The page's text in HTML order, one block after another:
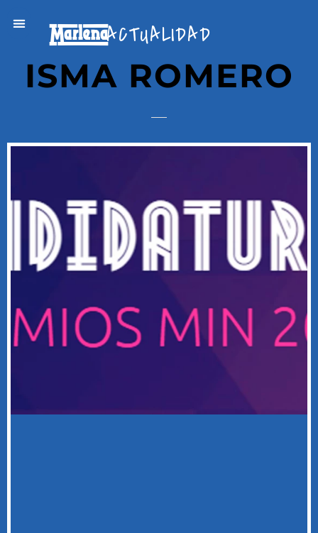
ACTUALIDAD
ISMA ROMERO